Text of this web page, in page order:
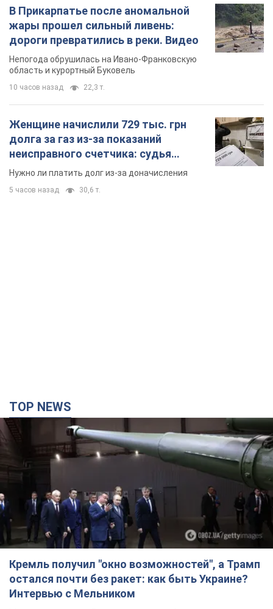
В Прикарпатье после аномальной
жары прошел сильный ливень:
дороги превратились в реки. Видео
Непогода обрушилась на Ивано-Франковскую
область и курортный Буковель
10 часов назад 22,3 т.
Женщине начислили 729 тыс. грн
долга за газ из-за показаний
неисправного счетчика: судья
вынес неожиданное решение
Нужно ли платить долг из-за доначисления
5 часов назад 30,6 т.
TOP NEWS
Кремль получил "окно возможностей", а Трамп
остался почти без ракет: как быть Украине?
Интервью с Мельником